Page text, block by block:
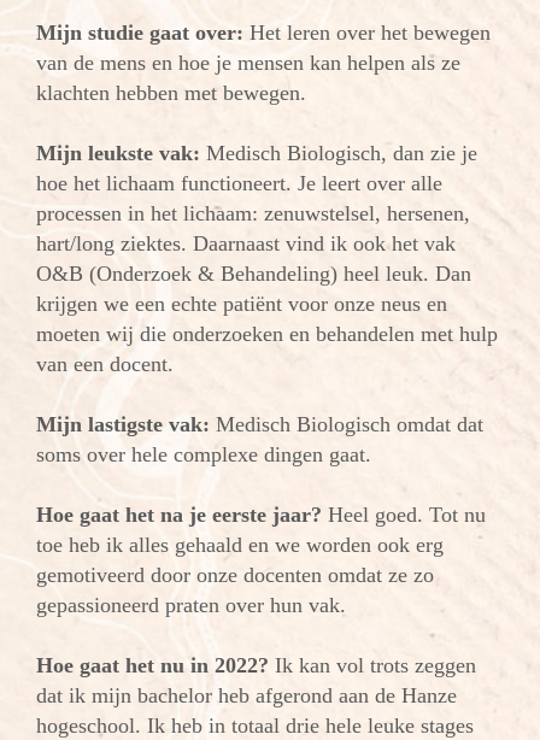
Mijn studie gaat over: Het leren over het bewegen
van de mens en hoe je mensen kan helpen als ze
klachten hebben met bewegen.
Mijn leukste vak: Medisch Biologisch, dan zie je
hoe het lichaam functioneert. Je leert over alle
processen in het lichaam: zenuwstelsel, hersenen,
hart/long ziektes. Daarnaast vind ik ook het vak
O&B (Onderzoek & Behandeling) heel leuk. Dan
krijgen we een echte patiënt voor onze neus en
moeten wij die onderzoeken en behandelen met hulp
van een docent.
Mijn lastigste vak: Medisch Biologisch omdat dat
soms over hele complexe dingen gaat.
Hoe gaat het na je eerste jaar? Heel goed. Tot nu
toe heb ik alles gehaald en we worden ook erg
gemotiveerd door onze docenten omdat ze zo
gepassioneerd praten over hun vak.
Hoe gaat het nu in 2022? Ik kan vol trots zeggen
dat ik mijn bachelor heb afgerond aan de Hanze
hogeschool. Ik heb in totaal drie hele leuke stages